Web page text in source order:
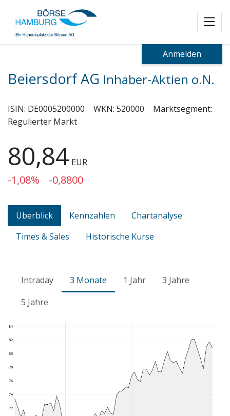
Anmelden
Beiersdorf AG Inhaber-Aktien o.N.
ISIN: DE0005200000 WKN: 520000
Marktsegment:
Regulierter Markt
80,84 EUR
-1,08% -0,8800
Überblick Kennzahlen
Chartanalyse
Times & Sales
Historische Kurse
Intraday 3 Monate 1 Jahr
3 Jahre
5 Jahre